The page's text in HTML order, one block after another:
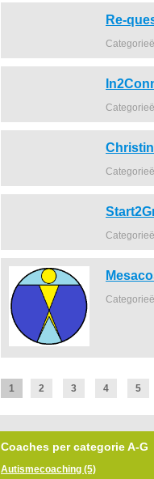
Re-
1 2 3 4 5
Coaches per categorie A-G
Autismecoaching (5)